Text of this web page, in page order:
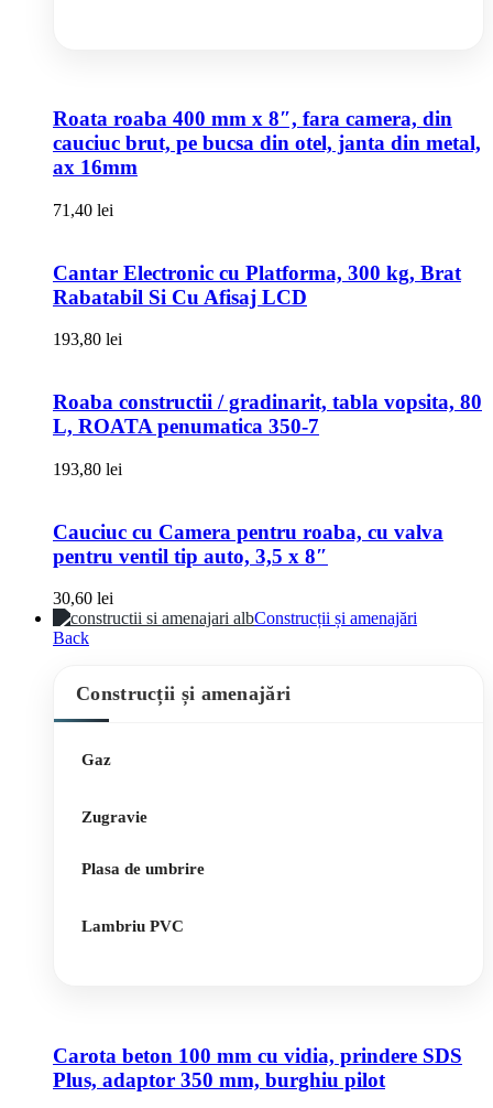
Roata roaba 400 mm x 8″, fara camera, din
cauciuc brut, pe bucsa din otel, janta din metal,
ax 16mm
71,40 lei
Cantar Electronic cu Platforma, 300 kg, Brat
Rabatabil Si Cu Afisaj LCD
193,80 lei
Roaba constructii / gradinarit, tabla vopsita, 80
L, ROATA penumatica 350-7
193,80 lei
Cauciuc cu Camera pentru roaba, cu valva
pentru ventil tip auto, 3,5 x 8″
30,60 lei
Construcții și amenajări
Back
Construcții și amenajări
Gaz
Zugravie
Plasa de umbrire
Lambriu PVC
Carota beton 100 mm cu vidia, prindere SDS
Plus, adaptor 350 mm, burghiu pilot